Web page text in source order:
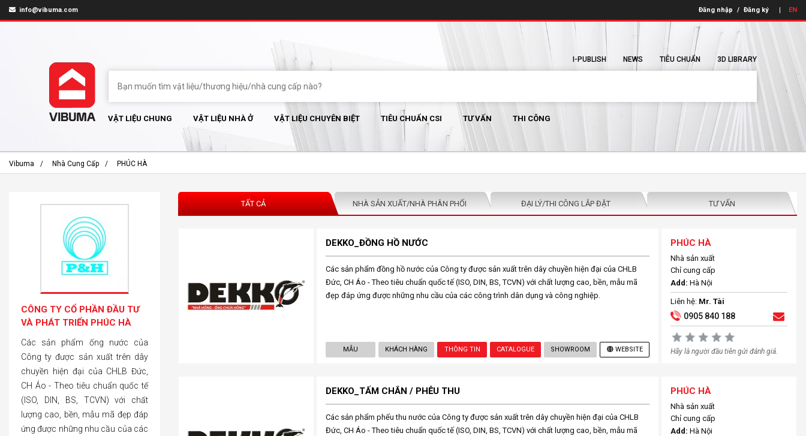
info@vibuma.com Đăng nhập / Đăng ký EN
I-PUBLISH NEWS TIÊU CHUẨN 3D LIBRARY
VẬT LIỆU CHUNG VẬT LIỆU NHÀ Ở VẬT LIỆU CHUYÊN BIỆT TIÊU CHUẨN CSI TƯ VẤN THI CÔNG
Vibuma Nhà Cung Cấp PHÚC HÀ
TẤT CẢ NHÀ SẢN XUẤT/NHÀ PHÂN PHỐI ĐẠI LÝ/THI CÔNG LẮP ĐẶT TƯ VẤN
DEKKO_ĐỒNG HỒ NƯỚC
Các sản phẩm đồng hồ nước của Công ty được sản xuất trên dây chuyền hiện đại của CHLB
Đức, CH Áo - Theo tiêu chuẩn quốc tế (ISO, DIN, BS, TCVN) với chất lượng cao, bền, mẫu mã
đẹp đáp ứng được những nhu cầu của các công trình dân dụng và công nghiệp.
MẪU KHÁCH HÀNG THÔNG TIN CATALOGUE SHOWROOM WEBSITE
PHÚC HÀ
Nhà sản xuất
Chỉ cung cấp
Add: Hà Nội
Liên hệ: Mr. Tài
0905 840 188
Hãy là người đầu tiên gửi đánh giá.
DEKKO_TẤM CHẮN / PHỄU THU
Các sản phẩm phếu thu nước của Công ty được sản xuất trên dây chuyền hiện đại của CHLB
Đức, CH Áo - Theo tiêu chuẩn quốc tế (ISO, DIN, BS, TCVN) với chất lượng cao, bền, mẫu mã
PHÚC HÀ
Nhà sản xuất
Chỉ cung cấp
Add: Hà Nội
CÔNG TY CỔ PHẦN ĐẦU TƯ
VÀ PHÁT TRIỂN PHÚC HÀ
Các sản phẩm ống nước của
Công ty được sản xuất trên dây
chuyền hiện đại của CHLB Đức,
CH Áo - Theo tiêu chuẩn quốc tế
(ISO, DIN, BS, TCVN) với chất
lượng cao, bền, mẫu mã đẹp đáp
ứng được những nhu cầu của các